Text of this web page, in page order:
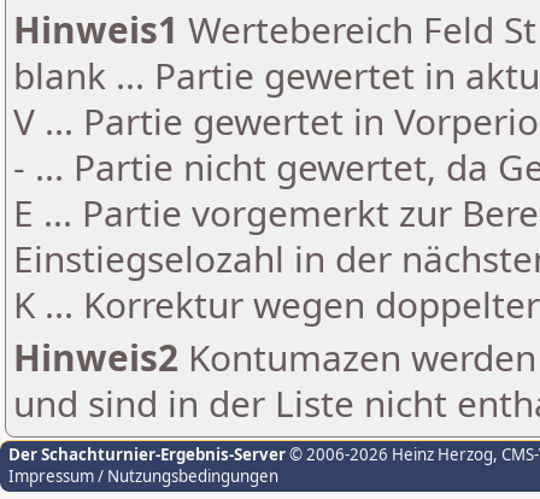
Hinweis1 Wertebereich Feld
blank ... Partie gewertet in
V ... Partie gewertet in
- ... Partie nicht gewertet, da
E ... Partie vorgemerkt zur
Einstiegselozahl in der
K ... Korrektur wegen
Hinweis2 Kontumazen
und sind in der Liste nicht
Der Schachturnier-Ergebnis-Server© 2006-2026 Heinz Herzog,
Impressum / Nutzungsbedingungen